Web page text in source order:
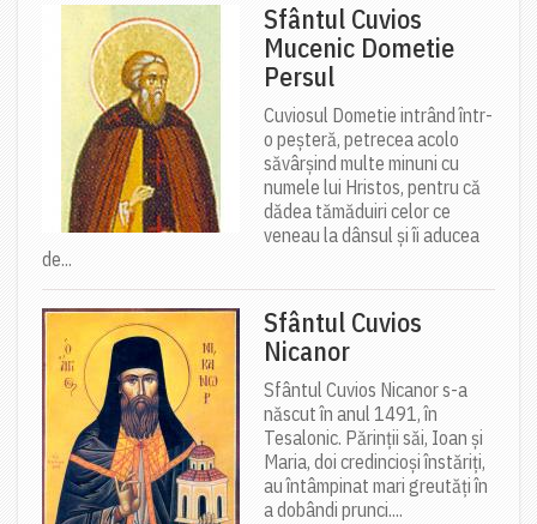
Sfântul Cuvios
Mucenic Dometie
Persul
Cuviosul Dometie intrând într-
o peșteră, petrecea acolo
săvârșind multe minuni cu
numele lui Hristos, pentru că
dădea tămăduiri celor ce
veneau la dânsul și îi aducea
de...
Sfântul Cuvios
Nicanor
Sfântul Cuvios Nicanor s-a
născut în anul 1491, în
Tesalonic. Părinții săi, Ioan și
Maria, doi credincioși înstăriți,
au întâmpinat mari greutăți în
a dobândi prunci....